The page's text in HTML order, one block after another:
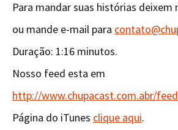
Para mandar suas histórias deixem
ou mande e-mail para
Duração: 1:16 minutos.
Nosso feed esta em
http://www.chupacast.com.abr/
Página do iTunes clique aqui.